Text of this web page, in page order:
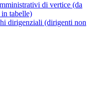
di vertice (da
tabelle)
dirigenziali (dirigenti non